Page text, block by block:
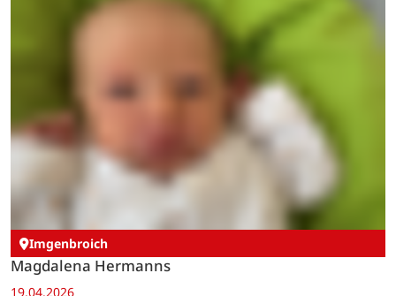
Nola Fux
20.04.2026
Geburtstag 20. AprilGewicht 3.120 gGröße 50 cmEltern
Luca und Ruven FuxWohnort Rott